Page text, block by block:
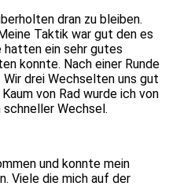
dran zu bleiben.
Taktik war gut den es
hatten ein sehr gutes
konnte. Nach einer Runde
drei Wechselten uns gut
von Rad wurde ich von
schneller Wechsel.
und konnte mein
Viele die mich auf der